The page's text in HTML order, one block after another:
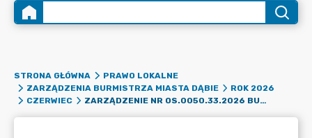
STRONA GŁÓWNA
PRAWO LOKALNE
ZARZĄDZENIA BURMISTRZA MIASTA DĄBIE
ROK 2026
CZERWIEC
ZARZĄDZENIE NR OS.0050.33.2026 BURMISTRZA MIASTA DĄBIE Z DNIA 30 CZERWCA 2026 R. W SPRAWIE OKREŚLENIA RÓL UŻYTKOWNIKÓW I ZASAD DOSTĘPU DO SYSTEMU CENTRALNEGO REJESTRU UMÓW JEDNOSTEK SEKTORA FINANSÓW PUBLICZNYCH